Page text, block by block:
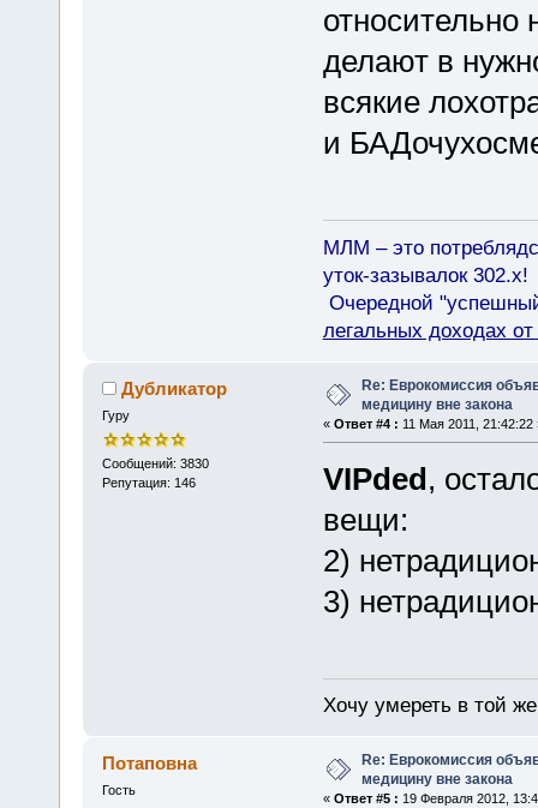
относительно
делают в
всякие
и
МЛМ – это
уток-зазывалок 302.x!
Очередной
легальных доходах
Дубликатор
Гуру
Сообщений: 3830
Репутация: 146
Re: Еврокомиссия
медицину вне закона
« Ответ #4 : 11 Мая 2011, 21:42:22
VIPded,
вещи:
2)
3)
Хочу умереть в той
Потаповна
Гость
Re: Еврокомиссия
медицину вне закона
« Ответ #5 : 19 Февраля 2012,